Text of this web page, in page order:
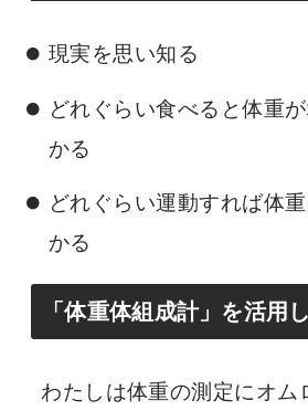
現実を思い知る
どれぐらい食べると体重
かる
どれぐらい運動すれば体
かる
「体重体組成計」を活用
わたしは体重の測定にオム